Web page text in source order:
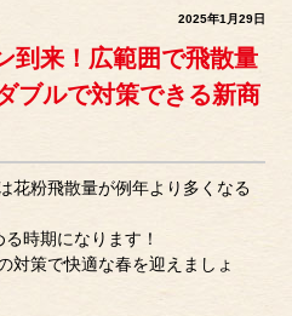
2025年1月29日
到来！広範囲で飛散量
ブルで対策できる新商
花粉飛散量が例年より多くなる
時期になります！
対策で快適な春を迎えましょ